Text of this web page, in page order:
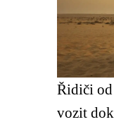
Řidiči
vozit